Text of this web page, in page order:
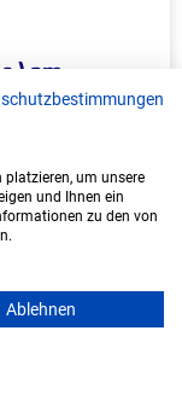
am
platzieren, um unsere
und Ihnen ein
zu den von
Ablehnen